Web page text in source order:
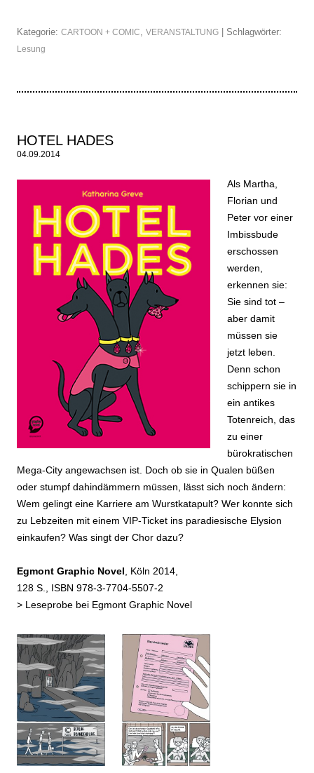
Kategorie: CARTOON + COMIC, VERANSTALTUNG | Schlagwörter:
Lesung
HOTEL HADES
04.09.2014
Als Martha,
Florian und
Peter vor einer
Imbissbude
erschossen
werden,
erkennen sie:
Sie sind tot –
aber damit
müssen sie
jetzt leben.
Denn schon
schippern sie in
ein antikes
Totenreich, das
zu einer
bürokratischen
Mega-City angewachsen ist. Doch ob sie in Qualen büßen
oder stumpf dahindämmern müssen, lässt sich noch ändern:
Wem gelingt eine Karriere am Wurstkatapult? Wer konnte sich
zu Lebzeiten mit einem VIP-Ticket ins paradiesische Elysion
einkaufen? Was singt der Chor dazu?
Egmont Graphic Novel , Köln 2014,
128 S., ISBN 978-3-7704-5507-2
> Leseprobe bei Egmont Graphic Novel